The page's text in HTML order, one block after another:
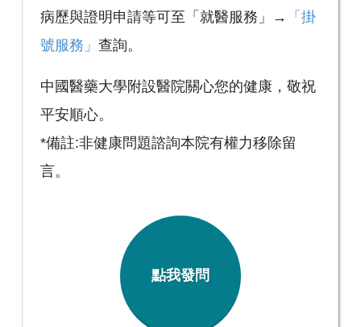
病歷與證明申請等可至「就醫服務」→
「掛
號服務」 查詢。
中國醫藥大學附設醫院關心您的健康，敬祝
平安順心。
*備註:非健康問題諮詢本院有權力移除留
言。
點我發問